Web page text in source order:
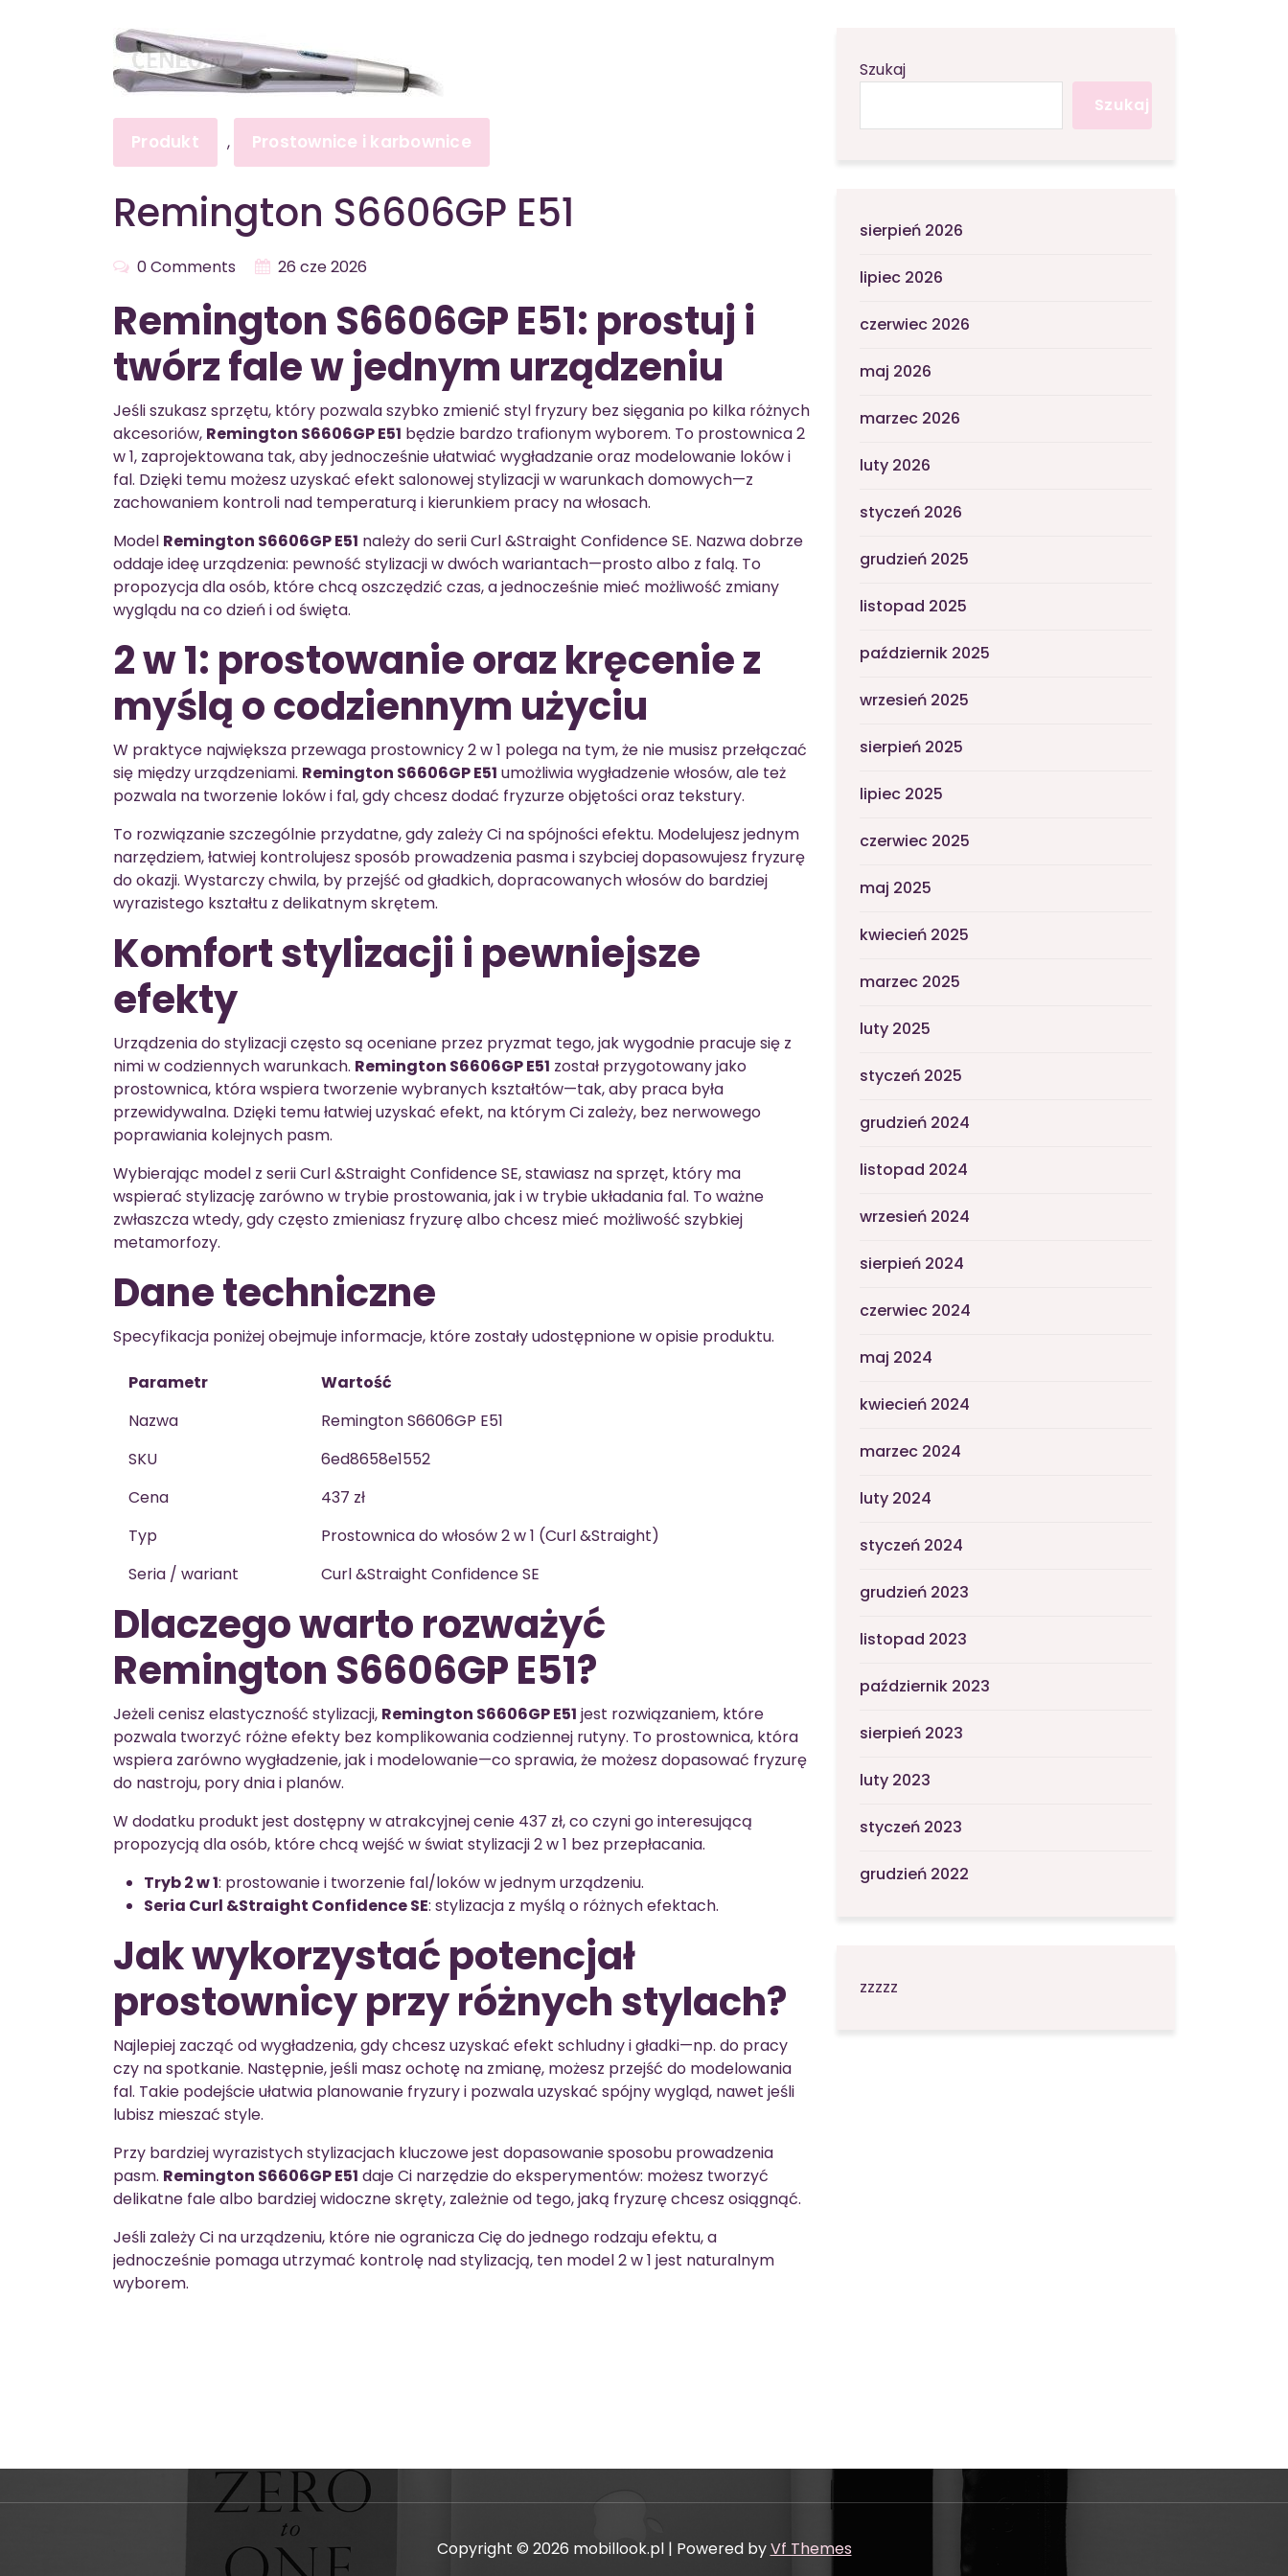
Produkt , Prostownice i karbownice
Remington S6606GP E51
0 Comments 26 cze 2026
Remington S6606GP E51: prostuj i
twórz fale w jednym urządzeniu
Jeśli szukasz sprzętu, który pozwala szybko zmienić styl fryzury bez sięgania po kilka różnych
akcesoriów, Remington S6606GP E51 będzie bardzo trafionym wyborem. To prostownica 2
w 1, zaprojektowana tak, aby jednocześnie ułatwiać wygładzanie oraz modelowanie loków i
fal. Dzięki temu możesz uzyskać efekt salonowej stylizacji w warunkach domowych—z
zachowaniem kontroli nad temperaturą i kierunkiem pracy na włosach.
Model Remington S6606GP E51 należy do serii Curl &Straight Confidence SE. Nazwa dobrze
oddaje ideę urządzenia: pewność stylizacji w dwóch wariantach—prosto albo z falą. To
propozycja dla osób, które chcą oszczędzić czas, a jednocześnie mieć możliwość zmiany
wyglądu na co dzień i od święta.
2 w 1: prostowanie oraz kręcenie z
myślą o codziennym użyciu
W praktyce największa przewaga prostownicy 2 w 1 polega na tym, że nie musisz przełączać
się między urządzeniami. Remington S6606GP E51 umożliwia wygładzenie włosów, ale też
pozwala na tworzenie loków i fal, gdy chcesz dodać fryzurze objętości oraz tekstury.
To rozwiązanie szczególnie przydatne, gdy zależy Ci na spójności efektu. Modelujesz jednym
narzędziem, łatwiej kontrolujesz sposób prowadzenia pasma i szybciej dopasowujesz fryzurę
do okazji. Wystarczy chwila, by przejść od gładkich, dopracowanych włosów do bardziej
wyrazistego kształtu z delikatnym skrętem.
Komfort stylizacji i pewniejsze
efekty
Urządzenia do stylizacji często są oceniane przez pryzmat tego, jak wygodnie pracuje się z
nimi w codziennych warunkach. Remington S6606GP E51 został przygotowany jako
prostownica, która wspiera tworzenie wybranych kształtów—tak, aby praca była
przewidywalna. Dzięki temu łatwiej uzyskać efekt, na którym Ci zależy, bez nerwowego
poprawiania kolejnych pasm.
Wybierając model z serii Curl &Straight Confidence SE, stawiasz na sprzęt, który ma
wspierać stylizację zarówno w trybie prostowania, jak i w trybie układania fal. To ważne
zwłaszcza wtedy, gdy często zmieniasz fryzurę albo chcesz mieć możliwość szybkiej
metamorfozy.
Dane techniczne
Specyfikacja poniżej obejmuje informacje, które zostały udostępnione w opisie produktu.
Parametr
Wartość
Nazwa
Remington S6606GP E51
SKU
6ed8658e1552
Cena
437 zł
Typ
Prostownica do włosów 2 w 1 (Curl &Straight)
Seria / wariant
Curl &Straight Confidence SE
Dlaczego warto rozważyć
Remington S6606GP E51?
Jeżeli cenisz elastyczność stylizacji, Remington S6606GP E51 jest rozwiązaniem, które
pozwala tworzyć różne efekty bez komplikowania codziennej rutyny. To prostownica, która
wspiera zarówno wygładzenie, jak i modelowanie—co sprawia, że możesz dopasować fryzurę
do nastroju, pory dnia i planów.
W dodatku produkt jest dostępny w atrakcyjnej cenie 437 zł, co czyni go interesującą
propozycją dla osób, które chcą wejść w świat stylizacji 2 w 1 bez przepłacania.
Tryb 2 w 1: prostowanie i tworzenie fal/loków w jednym urządzeniu.
Seria Curl &Straight Confidence SE: stylizacja z myślą o różnych efektach.
Jak wykorzystać potencjał
prostownicy przy różnych stylach?
Najlepiej zacząć od wygładzenia, gdy chcesz uzyskać efekt schludny i gładki—np. do pracy
czy na spotkanie. Następnie, jeśli masz ochotę na zmianę, możesz przejść do modelowania
fal. Takie podejście ułatwia planowanie fryzury i pozwala uzyskać spójny wygląd, nawet jeśli
lubisz mieszać style.
Przy bardziej wyrazistych stylizacjach kluczowe jest dopasowanie sposobu prowadzenia
pasm. Remington S6606GP E51 daje Ci narzędzie do eksperymentów: możesz tworzyć
delikatne fale albo bardziej widoczne skręty, zależnie od tego, jaką fryzurę chcesz osiągnąć.
Jeśli zależy Ci na urządzeniu, które nie ogranicza Cię do jednego rodzaju efektu, a
jednocześnie pomaga utrzymać kontrolę nad stylizacją, ten model 2 w 1 jest naturalnym
wyborem.
Szukaj
Szukaj
sierpień 2026
lipiec 2026
czerwiec 2026
maj 2026
marzec 2026
luty 2026
styczeń 2026
grudzień 2025
listopad 2025
październik 2025
wrzesień 2025
sierpień 2025
lipiec 2025
czerwiec 2025
maj 2025
kwiecień 2025
marzec 2025
luty 2025
styczeń 2025
grudzień 2024
listopad 2024
wrzesień 2024
sierpień 2024
czerwiec 2024
maj 2024
kwiecień 2024
marzec 2024
luty 2024
styczeń 2024
grudzień 2023
listopad 2023
październik 2023
sierpień 2023
luty 2023
styczeń 2023
grudzień 2022
zzzzz
Copyright © 2026 mobillook.pl | Powered byVf Themes